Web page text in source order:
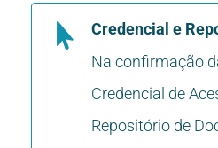

Credencial e
Na confirmação
Credencial de
Repositório de